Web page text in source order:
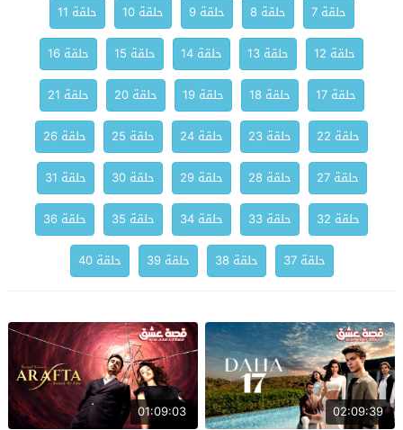
حلقة 7
حلقة 8 حلقة 9 حلقة 10
حلقة 11
حلقة 12
حلقة 13 حلقة 14 حلقة 15
حلقة 16
حلقة 17
حلقة 18 حلقة 19 حلقة 20
حلقة 21
حلقة 22
حلقة 23 حلقة 24 حلقة 25
حلقة 26
حلقة 27
حلقة 28 حلقة 29 حلقة 30
حلقة 31
حلقة 32
حلقة 33 حلقة 34 حلقة 35
حلقة 36
حلقة 37
حلقة 38 حلقة 39 حلقة 40
02:09:39
01:09:03